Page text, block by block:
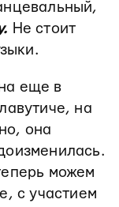
Не стоит
еще в
на
она
можем
с участием